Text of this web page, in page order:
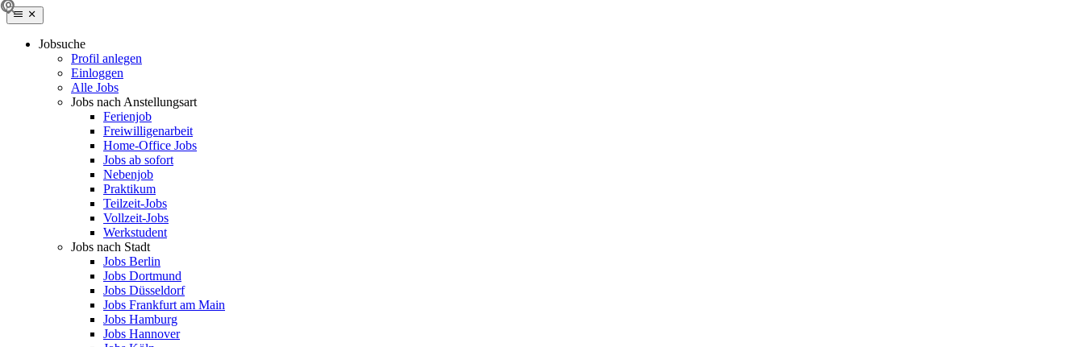
Jobsuche
Profil anlegen
Einloggen
Alle Jobs
Jobs nach Anstellungsart
Ferienjob
Freiwilligenarbeit
Home-Office Jobs
Jobs ab sofort
Nebenjob
Praktikum
Teilzeit-Jobs
Vollzeit-Jobs
Werkstudent
Jobs nach Stadt
Jobs Berlin
Jobs Dortmund
Jobs Düsseldorf
Jobs Frankfurt am Main
Jobs Hamburg
Jobs Hannover